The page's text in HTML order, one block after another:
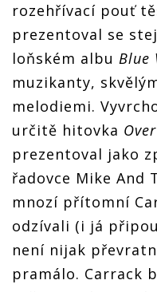
rozehřívací pouť
prezentoval se
loňském albu Blue
muzikanty,
melodiemi.
určitě hitovka
prezentoval jako
řadovce Mike And
mnozí přítomní
odzívali (i já
není nijak
pramálo. Carrack